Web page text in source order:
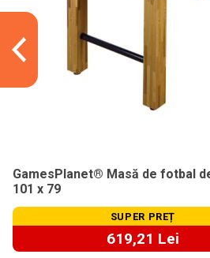
GamesPlanet® Masă de fotbal
101 x 79
SUPER PREȚ
619,21 Lei